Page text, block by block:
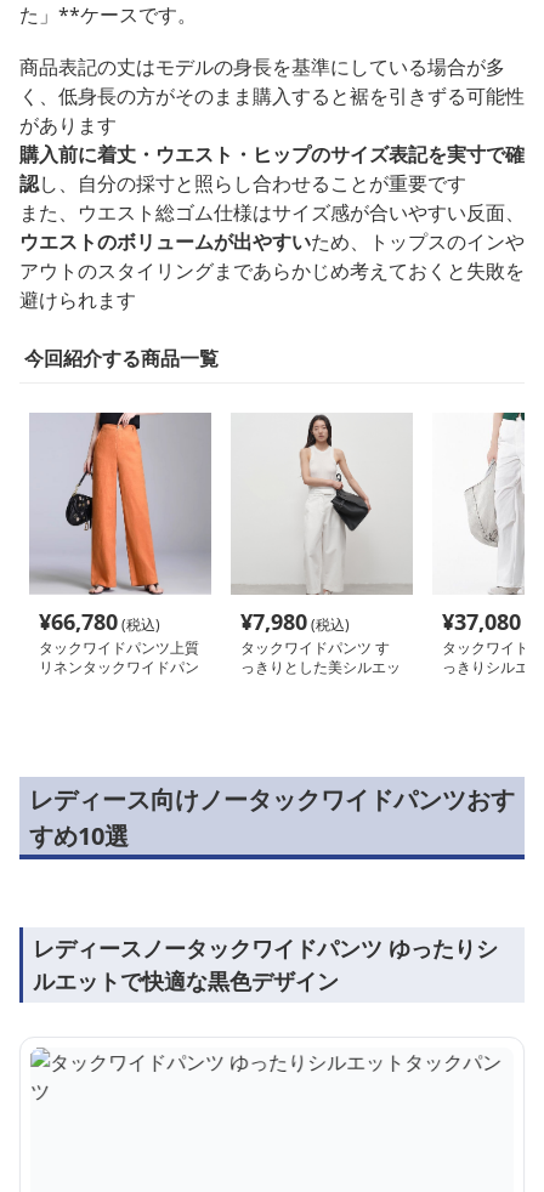
た」**ケースです。
商品表記の丈はモデルの身長を基準にしている場合が多
く、低身長の方がそのまま購入すると裾を引きずる可能性
があります
購入前に着丈・ウエスト・ヒップのサイズ表記を実寸で確
認し、自分の採寸と照らし合わせることが重要です
また、ウエスト総ゴム仕様はサイズ感が合いやすい反面、
ウエストのボリュームが出やすいため、トップスのインや
アウトのスタイリングまであらかじめ考えておくと失敗を
避けられます
今回紹介する商品一覧
¥66,780(税込)
タックワイドパンツ上質
リネンタックワイドパン
¥7,980(税込)
タックワイドパンツ す
っきりとした美シルエッ
¥37,080
タックワイド
っきりシルエ
レディース向けノータックワイドパンツおす
すめ10選
レディースノータックワイドパンツ ゆったりシ
ルエットで快適な黒色デザイン